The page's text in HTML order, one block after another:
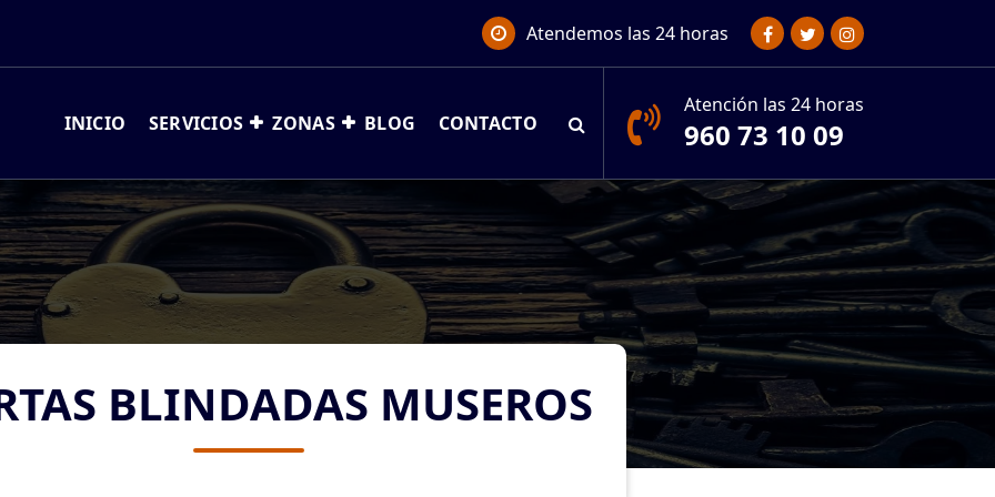
Atendemos las 24 horas
INICIO SERVICIOS ZONAS BLOG CONTACTO
Atención las 24 horas
960 73 10 09
BLINDADAS MUSEROS